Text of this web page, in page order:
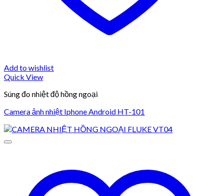
Add to wishlist
Quick View
Súng đo nhiệt độ hồng ngoại
Camera ảnh nhiệt Iphone Android HT-101